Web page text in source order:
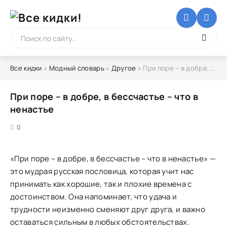
Все кидки » Модный словарь» Другое » При поре – в добре, в бессчастье – что в ненастье
При поре – в добре, в бессчастье – что в
ненастье
0
«При поре – в добре, в бессчастье – что в ненастье» —
это мудрая русская пословица, которая учит нас
принимать как хорошие, так и плохие времена с
достоинством. Она напоминает, что удача и
трудности неизменно сменяют друг друга, и важно
оставаться сильным в любых обстоятельствах.